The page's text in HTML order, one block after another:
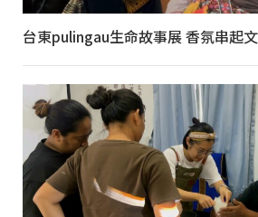
台東pulingau生命故事展 香氛串起